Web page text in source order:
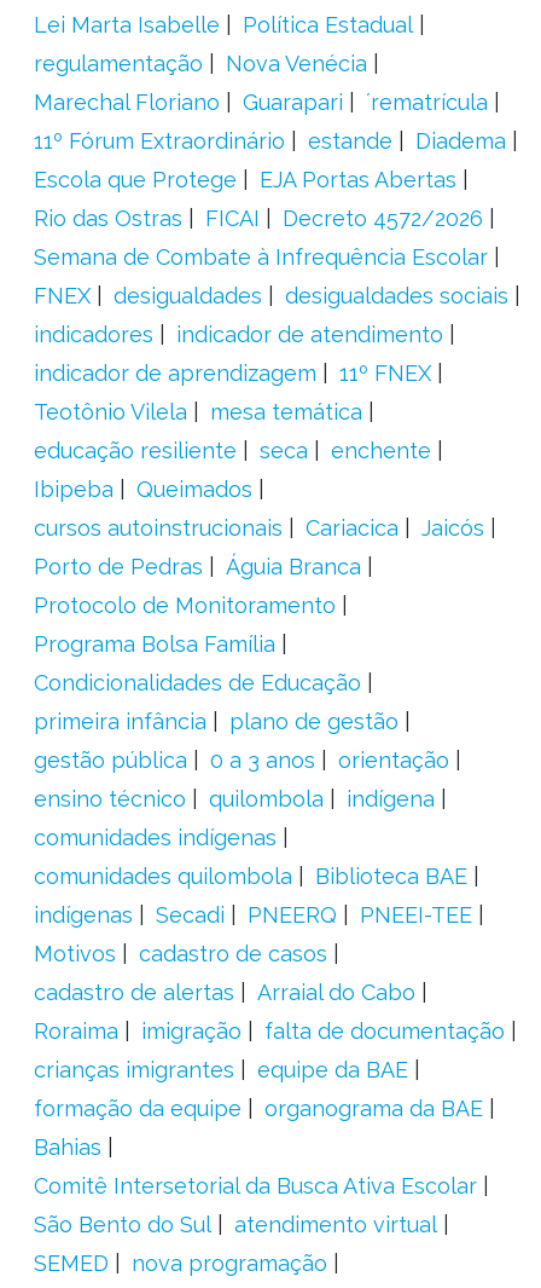
Lei Marta Isabelle
Política Estadual
regulamentação
Nova Venécia
Marechal Floriano
Guarapari
´rematrícula
11º Fórum Extraordinário
estande
Diadema
Escola que Protege
EJA Portas Abertas
Rio das Ostras
FICAI
Decreto 4572/2026
Semana de Combate à Infrequência Escolar
FNEX
desigualdades
desigualdades sociais
indicadores
indicador de atendimento
indicador de aprendizagem
11º FNEX
Teotônio Vilela
mesa temática
educação resiliente
seca
enchente
Ibipeba
Queimados
cursos autoinstrucionais
Cariacica
Jaicós
Porto de Pedras
Águia Branca
Protocolo de Monitoramento
Programa Bolsa Família
Condicionalidades de Educação
primeira infância
plano de gestão
gestão pública
0 a 3 anos
orientação
ensino técnico
quilombola
indígena
comunidades indígenas
comunidades quilombola
Biblioteca BAE
indígenas
Secadi PNEERQ
PNEEI-TEE
Motivos
cadastro de casos
cadastro de alertas
Arraial do Cabo
Roraima
imigração
falta de documentação
crianças imigrantes
equipe da BAE
formação da equipe
organograma da BAE
Bahias
Comitê Intersetorial da Busca Ativa Escolar
São Bento do Sul
atendimento virtual
SEMED
nova programação